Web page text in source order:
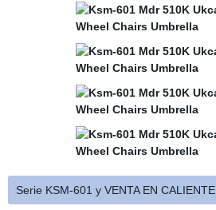
Serie KSM-601 y VENTA EN CALIENTE